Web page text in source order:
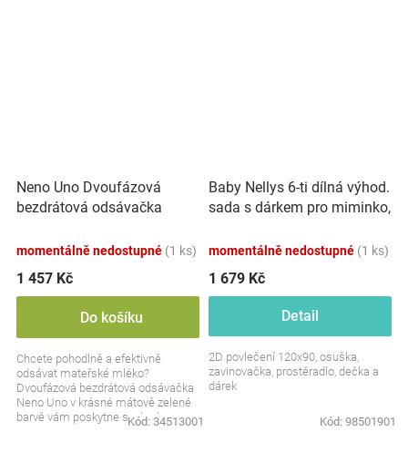
Neno Uno Dvoufázová
bezdrátová odsávačka
mátová/zelená
momentálně nedostupné (1 ks)
1 457 Kč
Do košíku
Chcete pohodlně a efektivně
odsávat mateřské mléko?
Dvoufázová bezdrátová odsávačka
Neno Uno v krásné mátově zelené
barvě vám poskytne svobodu
Kód: 34513001
Baby Nellys 6-ti dílná výhod.
sada s dárkem pro miminko,
bílá/mátová
momentálně nedostupné (1 ks)
1 679 Kč
Detail
2D povlečení 120x90, osuška,
zavinovačka, prostěradlo, dečka a
dárek
Kód: 98501901